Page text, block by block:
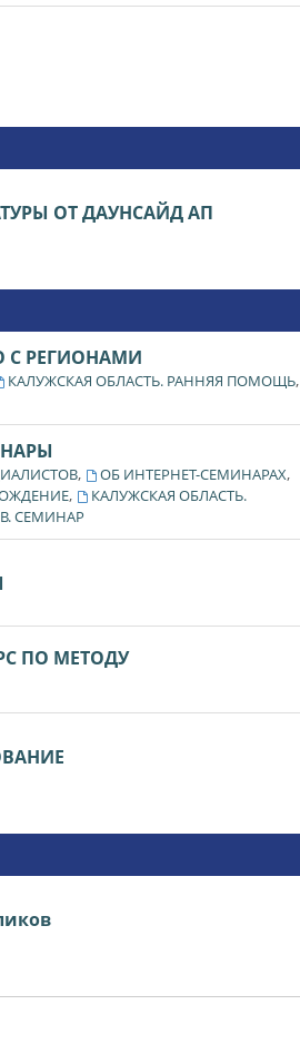
ОТ ДАУНСАЙД АП
С РЕГИОНАМИ
КАЛУЖСКАЯ ОБЛАСТЬ. РАННЯЯ ПОМОЩЬ,
, ОБ ИНТЕРНЕТ-СЕМИНАРАХ,
,
КАЛУЖСКАЯ ОБЛАСТЬ.
СЕМИНАР
ПО МЕТОДУ